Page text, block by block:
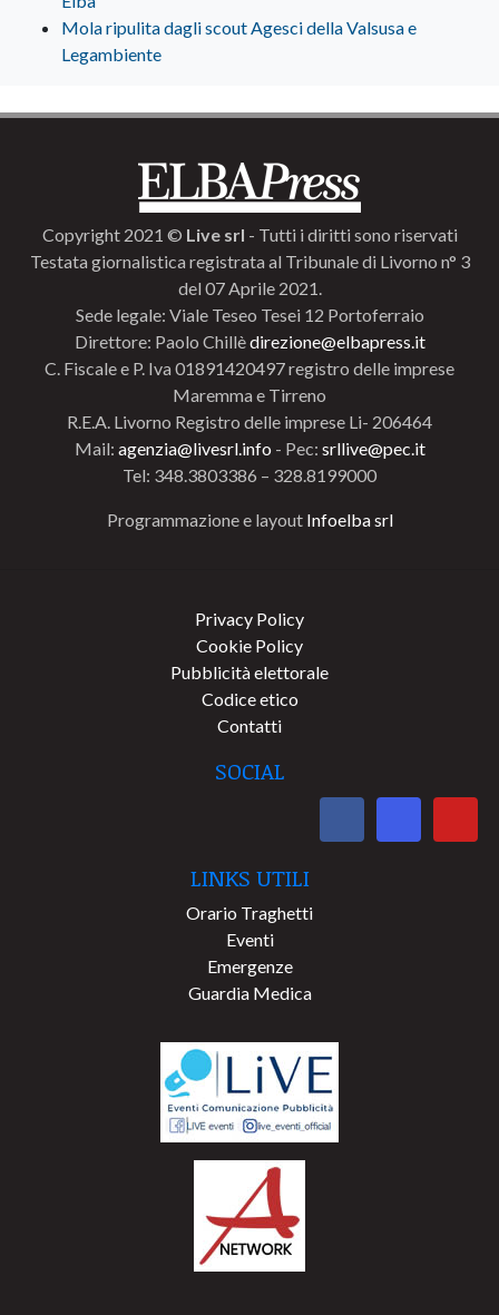
Mola ripulita dagli scout Agesci della Valsusa e
Legambiente
Copyright 2021 © Live srl - Tutti i diritti sono riservati
Testata giornalistica registrata al Tribunale di Livorno n° 3
del 07 Aprile 2021.
Sede legale: Viale Teseo Tesei 12 Portoferraio
Direttore: Paolo Chillèdirezione@elbapress.it
C. Fiscale e P. Iva 01891420497 registro delle imprese
Maremma e Tirreno
R.E.A. Livorno Registro delle imprese Li- 206464
Mail: agenzia@livesrl.info - Pec: srllive@pec.it
Tel: 348.3803386 – 328.8199000
Programmazione e layout Infoelba srl
Privacy Policy
Cookie Policy
Pubblicità elettorale
Codice etico
Contatti
SOCIAL
LINKS UTILI
Orario Traghetti
Eventi
Emergenze
Guardia Medica